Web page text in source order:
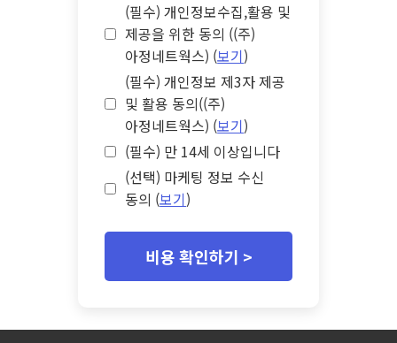
(필수) 개인정보수집,활용 및
제공을 위한 동의 ((주)
아정네트웍스) (보기)
(필수) 개인정보 제3자 제공
및 활용 동의((주)
아정네트웍스) (보기)
(필수) 만 14세 이상입니다
(선택) 마케팅 정보 수신
동의 (보기)
비용 확인하기 >